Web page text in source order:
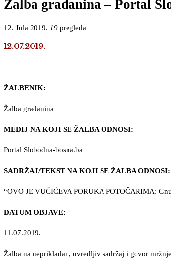
Žalba građanina – Portal
12. Jula 2019. 19 pregleda
12.07.2019.
ŽALBENIK:
Žalba građanina
MEDIJ NA KOJI SE ŽALBA ODNOSI:
Portal Slobodna-bosna.ba
SADRŽAJ/TEKST NA KOJI SE ŽALBA ODNOSI:
“OVO JE VUČIĆEVA PORUKA POTOČARIMA:
DATUM OBJAVE:
11.07.2019.
Žalba na neprikladan, uvredljiv sadržaj i govor